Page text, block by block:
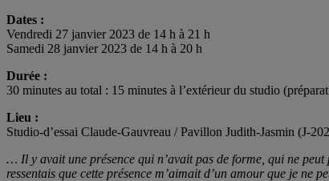
Dates :
Vendredi 27 janvier 2023 de 14 h à 21 h
Samedi 28 janvier 2023 de 14 h à 20 h
Durée :
30 minutes au total : 15 minutes à l’extérieur du studio
Lieu :
Studio-d’essai Claude-Gauvreau / Pavillon Judith-Jasmin (J-
… Il y avait une présence qui n’avait pas de forme, qui ne peut
ressentais que cette présence m’aimait d’un amour que je ne